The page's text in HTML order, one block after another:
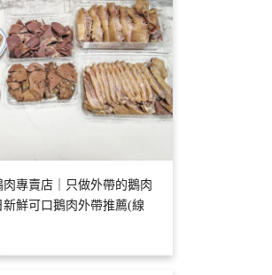
專賣店｜只做外帶的鵝肉
鮮可口鵝肉外帶推薦(線